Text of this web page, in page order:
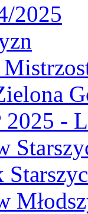
2025
2025 -